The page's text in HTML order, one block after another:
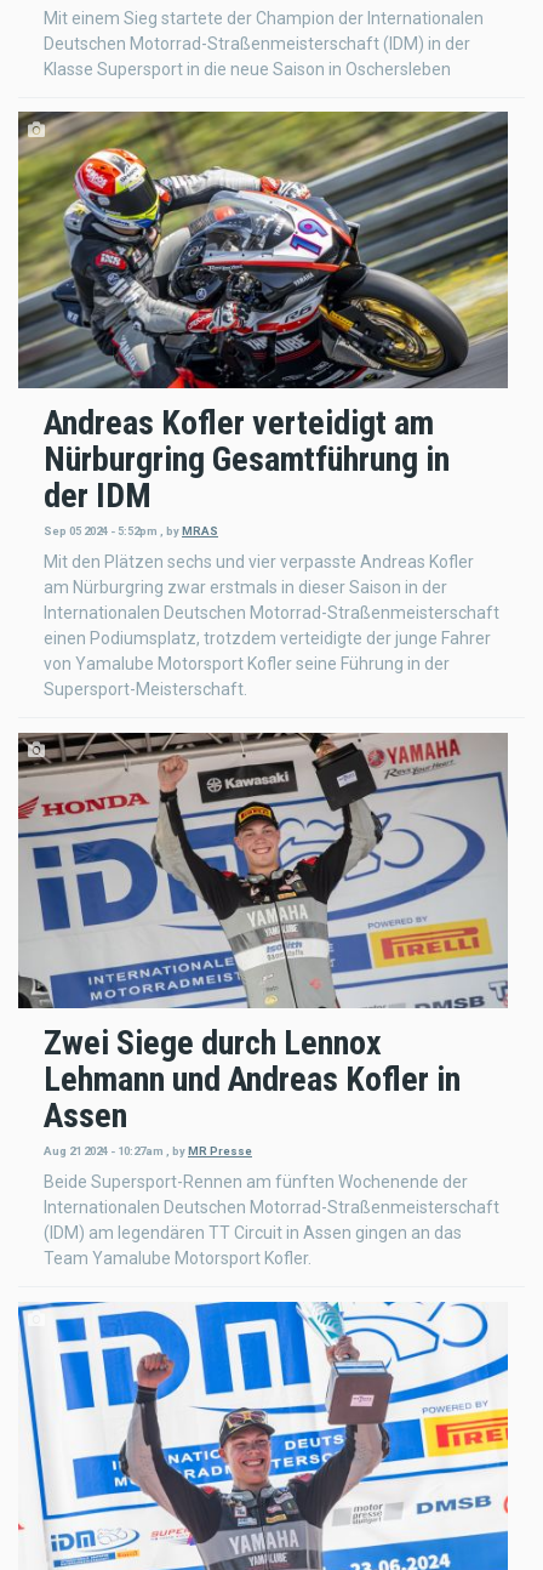
Mit einem Sieg startete der Champion der Internationalen
Deutschen Motorrad-Straßenmeisterschaft (IDM) in der
Klasse Supersport in die neue Saison in Oschersleben
Andreas Kofler verteidigt am
Nürburgring Gesamtführung in
der IDM
Sep 05 2024 - 5:52pm byMRAS
Mit den Plätzen sechs und vier verpasste Andreas Kofler
am Nürburgring zwar erstmals in dieser Saison in der
Internationalen Deutschen Motorrad-Straßenmeisterschaft
einen Podiumsplatz, trotzdem verteidigte der junge Fahrer
von Yamalube Motorsport Kofler seine Führung in der
Supersport-Meisterschaft.
Zwei Siege durch Lennox
Lehmann und Andreas Kofler in
Assen
Aug 21 2024 - 10:27am byMR Presse
Beide Supersport-Rennen am fünften Wochenende der
Internationalen Deutschen Motorrad-Straßenmeisterschaft
(IDM) am legendären TT Circuit in Assen gingen an das
Team Yamalube Motorsport Kofler.